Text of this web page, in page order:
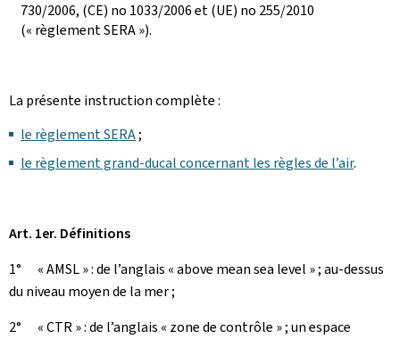
730/2006, (CE) no 1033/2006 et (UE) no 255/2010
(« règlement SERA »).
La présente instruction complète :
le règlement SERA;
le règlement grand-ducal concernant les règles de l’air.
Art. 1er. Définitions
1° « AMSL » : de l’anglais « above mean sea level » ; au-dessus
du niveau moyen de la mer ;
2° « CTR » : de l’anglais « zone de contrôle » ; un espace